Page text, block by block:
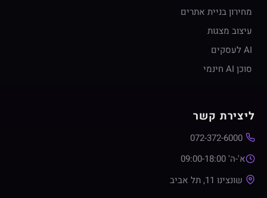
מחירון בניית אתרים
עיצוב מצגות
AI לעסקים
סוכן AI חינמי
ליצירת קשר
072-372-6000
א'-ה' 09:00-18:00
שונצינו 11, תל אביב